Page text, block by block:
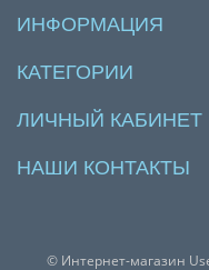
ИНФОРМАЦИЯ
КАТЕГОРИИ
ЛИЧНЫЙ КАБИНЕТ
НАШИ КОНТАКТЫ
© Интернет-магазин